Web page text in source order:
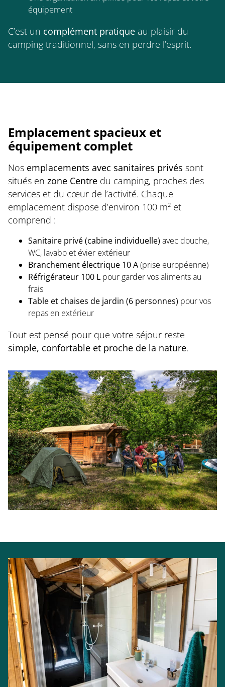
équipement
C’est un complément pratique au plaisir du
camping traditionnel, sans en perdre l’esprit.
Emplacement spacieux et
équipement complet
Nos emplacements avec sanitaires privés sont
situés en zone Centre du camping, proches des
services et du cœur de l’activité. Chaque
emplacement dispose d’environ 100 m² et
comprend :
Sanitaire privé (cabine individuelle) avec douche,
WC, lavabo et évier extérieur
Branchement électrique 10 A(prise européenne)
Réfrigérateur 100 L pour garder vos aliments au
frais
Table et chaises de jardin (6 personnes) pour vos
repas en extérieur
Tout est pensé pour que votre séjour reste
simple, confortable et proche de la nature.